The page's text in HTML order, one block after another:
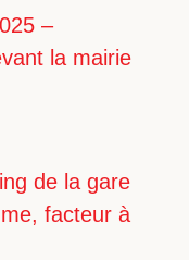
–
la mairie
de la gare
facteur à